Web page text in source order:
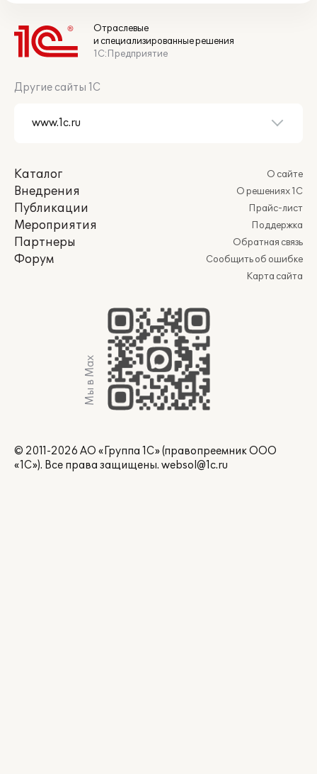
Отраслевые
и специализированные решения
1С:Предприятие
Другие сайты 1С
Каталог
Внедрения
Публикации
Мероприятия
Партнеры
Форум
О сайте
О решениях 1С
Прайс-лист
Поддержка
Обратная связь
Сообщить об ошибке
Карта сайта
Мы в Max
© 2011-2026 АО «Группа 1С» (правопреемник ООО
«1С»). Все права защищены. websol@1c.ru